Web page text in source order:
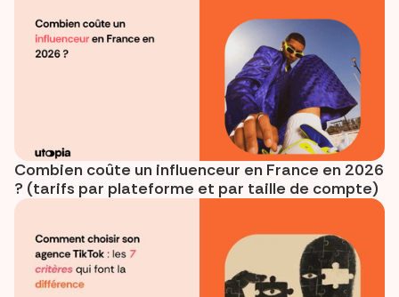
Combien coûte un influenceur en France en 2026
? (tarifs par plateforme et par taille de compte)